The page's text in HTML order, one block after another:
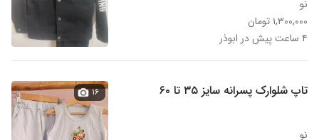
نو
۱,۳۰۰,۰۰۰ تومان
۴ ساعت پیش در ابوذر
تاپ شلوارک پسرانه سایز ۳۵ تا ۶۰
نو
۱۶